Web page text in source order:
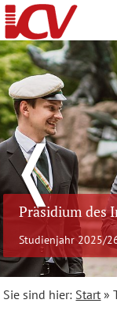
❬
Präsidium des
Studienjahr 2025/
Sie sind hier: Start »